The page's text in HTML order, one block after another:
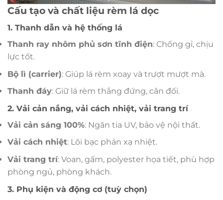
Cấu tạo và chất liệu rèm lá dọc
1. Thanh dẫn và hệ thống lá
Thanh ray nhôm phủ sơn tĩnh điện: Chống gỉ, chịu
lực tốt.
Bộ lì (carrier): Giúp lá rèm xoay và trượt mượt mà.
Thanh đáy: Giữ lá rèm thẳng đứng, cân đối.
2. Vải cản nắng, vải cách nhiệt, vải trang trí
Vải cản sáng 100%: Ngăn tia UV, bảo vệ nội thất.
Vải cách nhiệt: Lõi bạc phản xạ nhiệt.
Vải trang trí: Voan, gấm, polyester họa tiết, phù hợp
phòng ngủ, phòng khách.
3. Phụ kiện và động cơ (tuỳ chọn)